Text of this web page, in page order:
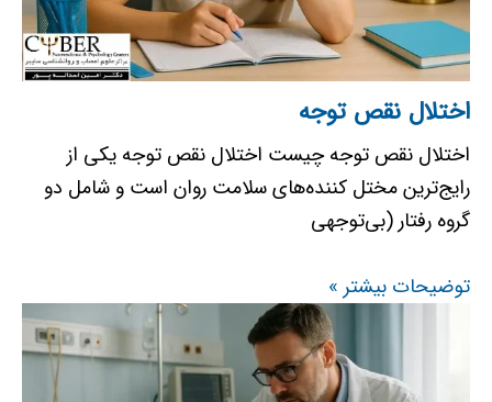
اختلال نقص توجه
اختلال نقص توجه چیست اختلال نقص توجه یکی از
رایج‌ترین مختل کننده‌‌‌های سلامت روان است و شامل دو
گروه رفتار (بی‌توجهی
توضیحات بیشتر »